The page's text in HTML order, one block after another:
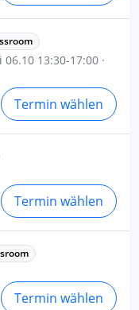
13:30-17:00 ·
Termin wählen
Termin wählen
Termin wählen